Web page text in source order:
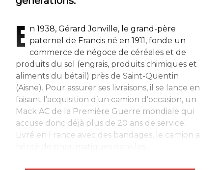
E n 1938, Gérard Jonville, le grand-père
paternel de Francis né en 1911, fonde un
commerce de négoce de céréales et de
produits du sol (engrais, produits chimiques et
aliments du bétail) près de Saint-Quentin
(Aisne). Pour assurer ses livraisons, il se lance en
faisant l’acquisition d’un camion d’occasion, un
Mack AC de la Première Guerre mondiale qui
accuse donc déjà plus de 20 ans de service.
Livré en France avec des bandages, le camion a